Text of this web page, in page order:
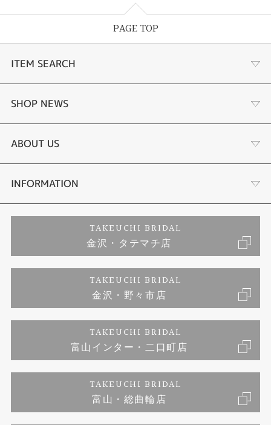
PAGE TOP
ITEM SEARCH
婚約指輪
結婚指輪
セットリング
婚約ネックレス
ダイヤモンド
ジュエリーリフォーム
SHOP NEWS
選ばれる理由まとめ
お客様の声
プロポーズサポート
ブランドリスト
福井指輪工房｜手作りペアリング
福井指輪工房｜手作り結婚指輪 and 婚約指輪
福井工房｜手作り婚約指輪プロポーズプラン
ABOUT US
会社概要
お客様の声
INFORMATION
プライバシーポリシー
TAKEUCHI BRIDAL
金沢・タテマチ店
TAKEUCHI BRIDAL
金沢・野々市店
TAKEUCHI BRIDAL
富山インター・二口町店
TAKEUCHI BRIDAL
富山・総曲輪店